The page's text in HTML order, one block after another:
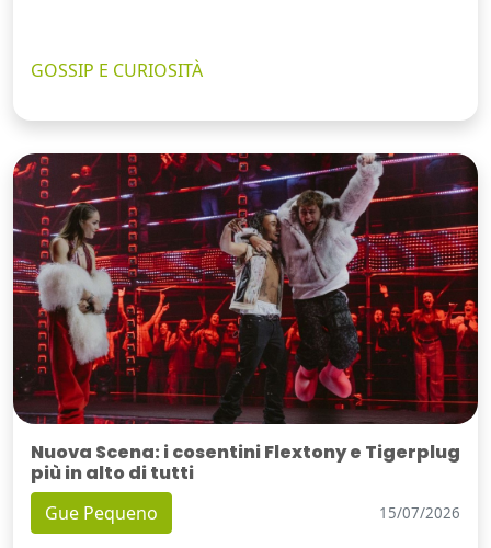
GOSSIP E CURIOSITÀ
Nuova Scena: i cosentini Flextony e Tigerplug
più in alto di tutti
Gue Pequeno 15/07/2026